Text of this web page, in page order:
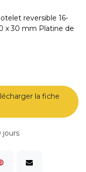
reversible 16-
x 30 mm Platine de
la fiche
jours